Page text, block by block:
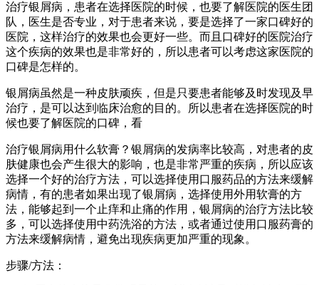
治疗银屑病，患者在选择医院的时候，也要了解医院的医生团
队，医生是否专业，对于患者来说，要是选择了一家口碑好的
医院，这样治疗的效果也会更好一些。而且口碑好的医院治疗
这个疾病的效果也是非常好的，所以患者可以考虑这家医院的
口碑是怎样的。
银屑病虽然是一种皮肤顽疾，但是只要患者能够及时发现及早
治疗，是可以达到临床治愈的目的。所以患者在选择医院的时
候也要了解医院的口碑，看
治疗银屑病用什么软膏？银屑病的发病率比较高，对患者的皮
肤健康也会产生很大的影响，也是非常严重的疾病，所以应该
选择一个好的治疗方法，可以选择使用口服药品的方法来缓解
病情，有的患者如果出现了银屑病，选择使用外用软膏的方
法，能够起到一个止痒和止痛的作用，银屑病的治疗方法比较
多，可以选择使用中药洗浴的方法，或者通过使用口服药膏的
方法来缓解病情，避免出现疾病更加严重的现象。
步骤/方法：